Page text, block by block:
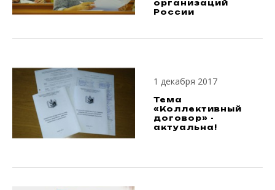
организаций
России
1 декабря 2017
Тема
«Коллективный
договор» -
актуальна!